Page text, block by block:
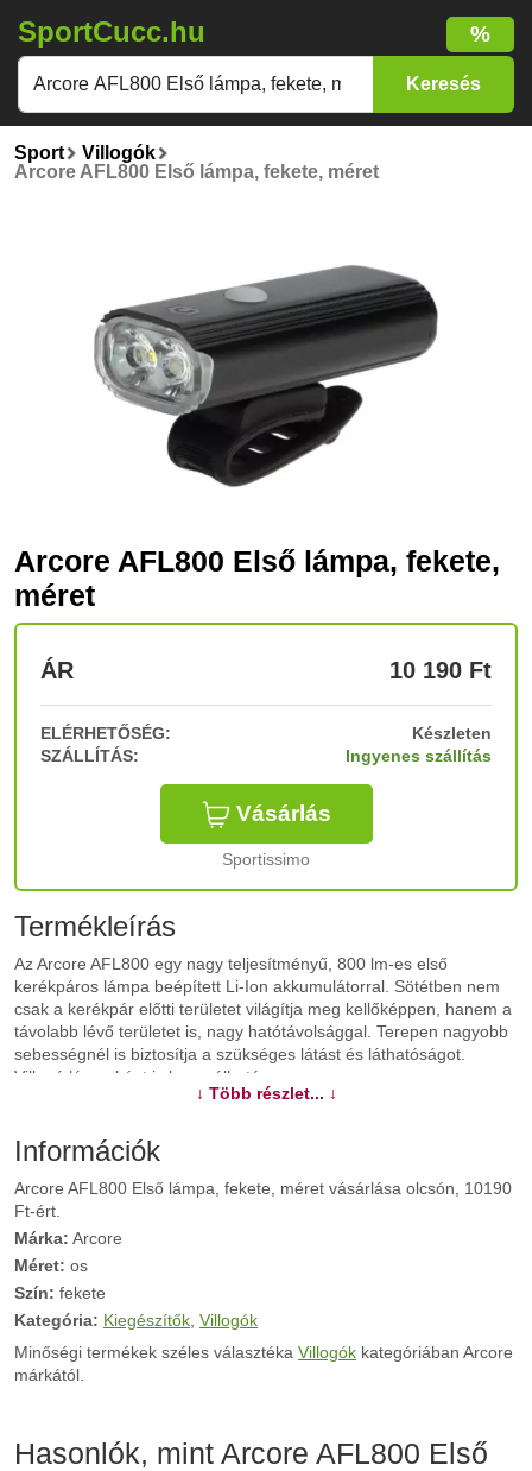
SportCucc.hu %
Sport
Villogók
Arcore AFL800 Első lámpa, fekete, méret
Arcore AFL800 Első lámpa, fekete,
méret
ÁR 10 190 Ft
ELÉRHETŐSÉG:
Készleten
SZÁLLÍTÁS:
Ingyenes szállítás
Vásárlás
Sportissimo
Termékleírás
Az Arcore AFL800 egy nagy teljesítményű, 800 lm-es első
kerékpáros lámpa beépített Li-Ion akkumulátorral. Sötétben nem
csak a kerékpár előtti területet világítja meg kellőképpen, hanem a
távolabb lévő területet is, nagy hatótávolsággal. Terepen nagyobb
sebességnél is biztosítja a szükséges látást és láthatóságot.
Villogó lámpaként is használható.
↓ Több részlet... ↓
Információk
Arcore AFL800 Első lámpa, fekete, méret vásárlása olcsón, 10190
Ft-ért.
Márka: Arcore
Méret: os
Szín: fekete
Kategória: Kiegészítők Villogók
Minőségi termékek széles választéka Villogók kategóriában Arcore
márkától.
Hasonlók, mint Arcore AFL800 Első